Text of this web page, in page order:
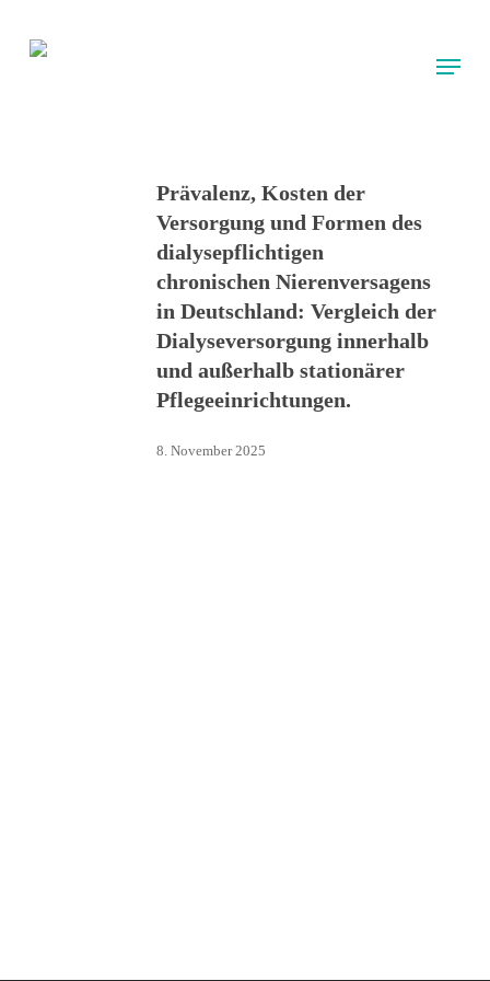
main
Menu
Prävalenz, Kosten der
Versorgung und Formen des
dialysepflichtigen
chronischen Nierenversagens
in Deutschland: Vergleich der
Dialyseversorgung innerhalb
und außerhalb stationärer
Pflegeeinrichtungen.
8. November 2025